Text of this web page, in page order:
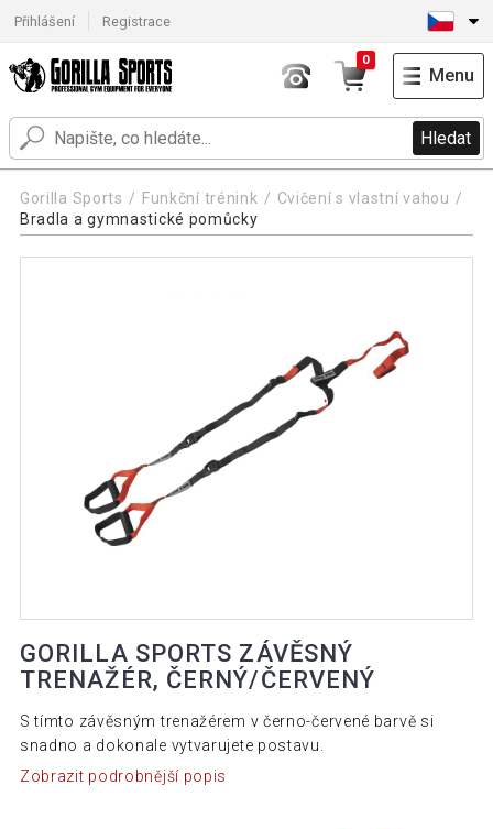
Přihlášení Registrace
Hledat
0
Menu
Gorilla Sports Funkční trénink
Cvičení s vlastní vahou
Bradla a gymnastické pomůcky
GORILLA SPORTS ZÁVĚSNÝ
TRENAŽÉR, ČERNÝ/ČERVENÝ
S tímto závěsným trenažérem v černo-červené barvě si
snadno a dokonale vytvarujete postavu.
Zobrazit podrobnější popis